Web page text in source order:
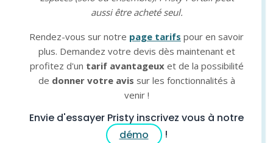
aussi être acheté seul.
Rendez-vous sur notre page tarifs pour en savoir
plus. Demandez votre devis dès maintenant et
profitez d'un tarif avantageuxet de la possibilité
de donner votre avis sur les fonctionnalités à
venir !
Envie d'essayer Pristy inscrivez vous à notre
démo
!